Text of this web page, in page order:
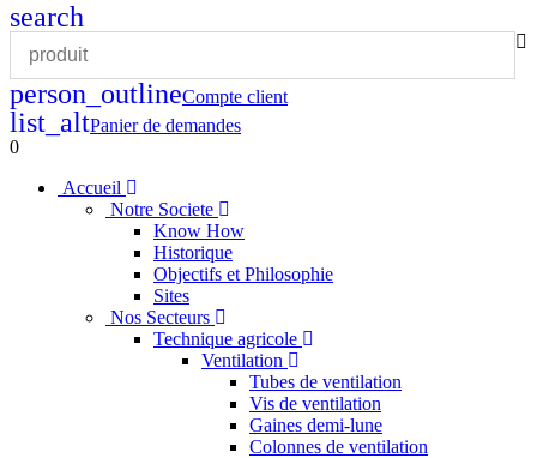
search
person_outlineCompte client
list_altPanier de demandes
0
Accueil
Notre Societe
Know How
Historique
Objectifs et Philosophie
Sites
Nos Secteurs
Technique agricole
Ventilation
Tubes de ventilation
Vis de ventilation
Gaines demi-lune
Colonnes de ventilation